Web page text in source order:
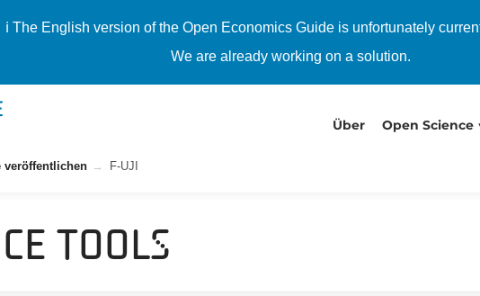
ℹ️ The English version of the Open Economics Guide is unfortunately
We are already working on a solution.
Über Open Science
veröffentlichen F-UJI
Tools